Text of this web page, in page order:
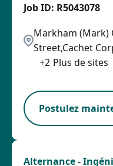
Markham (Mark)
Street,Cachet
+2 Plus de sites
R5043078
Postulez
Alternance -